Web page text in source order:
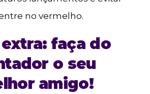
no vermelho.
faça do
o seu
amigo!